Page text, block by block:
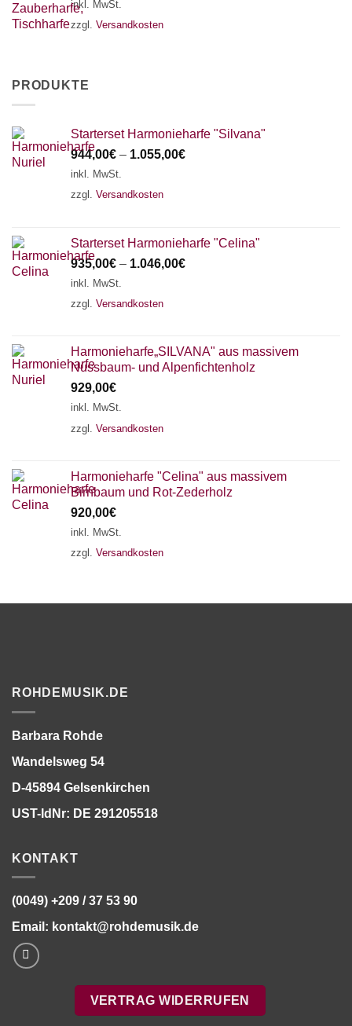
inkl. MwSt.
zzgl. Versandkosten
PRODUKTE
Starterset Harmonieharfe "Silvana"
944,00€ – 1.055,00€
inkl. MwSt.
zzgl. Versandkosten
Starterset Harmonieharfe "Celina"
935,00€ – 1.046,00€
inkl. MwSt.
zzgl. Versandkosten
Harmonieharfe„SILVANA" aus massivem
Nussbaum- und Alpenfichtenholz
929,00€
inkl. MwSt.
zzgl. Versandkosten
Harmonieharfe "Celina" aus massivem
Birnbaum und Rot-Zederholz
920,00€
inkl. MwSt.
zzgl. Versandkosten
ROHDEMUSIK.DE
Barbara Rohde
Wandelsweg 54
D-45894 Gelsenkirchen
UST-IdNr: DE 291205518
KONTAKT
(0049) +209 / 37 53 90
Email: kontakt@rohdemusik.de
VERTRAG WIDERRUFEN